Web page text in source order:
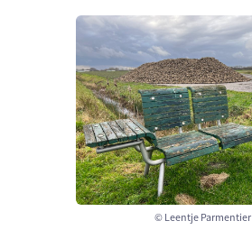
© Leentje Parmentier